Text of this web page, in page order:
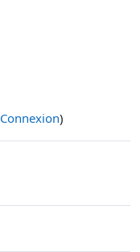
Connexion)